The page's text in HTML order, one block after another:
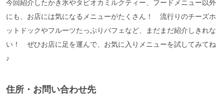
今回紹介したかき氷やタピオカミルクティー、フードメニュー以外
にも、お店には気になるメニューがたくさん！ 流行りのチーズホ
ットドックやフルーツたっぷりパフェなど、まだまだ紹介しきれな
い！ ぜひお店に足を運んで、お気に入りメニューを試してみてね
♪
住所・お問い合わせ先